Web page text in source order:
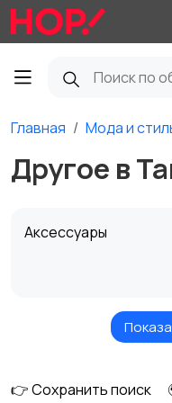
Главная Мода и
Другое в
Аксессуары
Брюки и шорты 1
👉 Сохранить поиск